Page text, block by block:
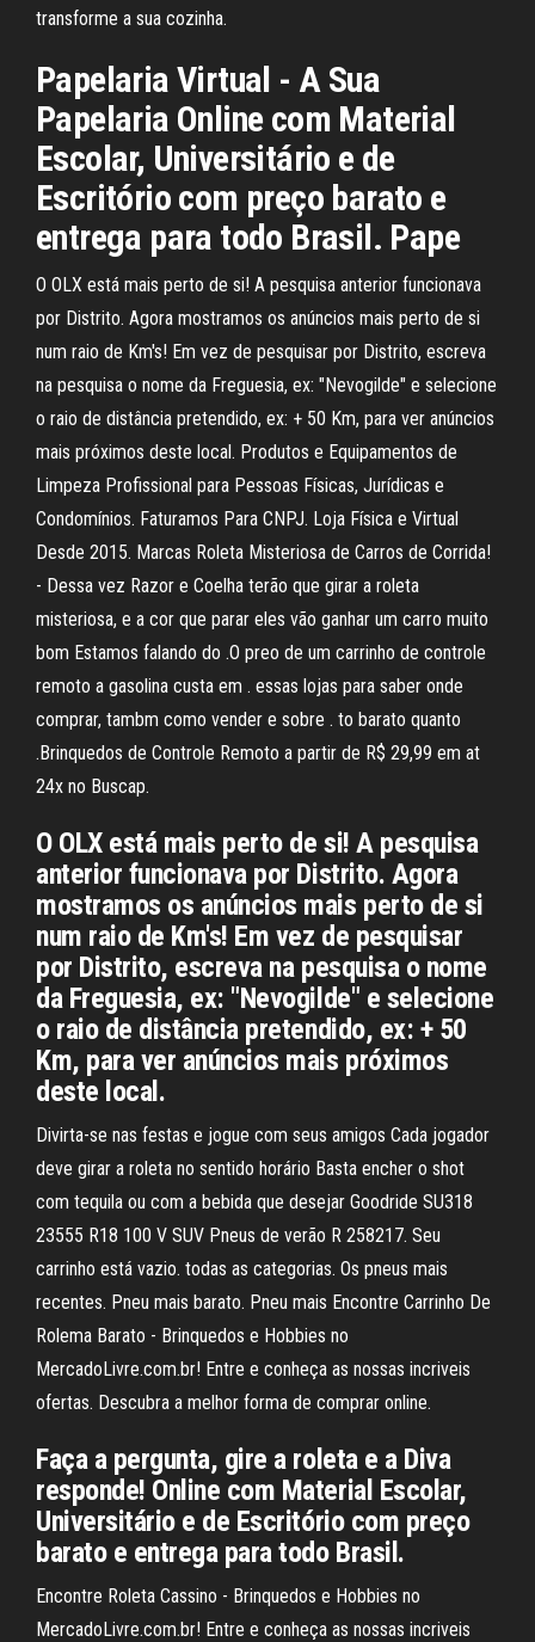
transforme a sua cozinha.
Papelaria Virtual - A Sua
Papelaria Online com Material
Escolar, Universitário e de
Escritório com preço barato e
entrega para todo Brasil. Pape
O OLX está mais perto de si! A pesquisa anterior funcionava
por Distrito. Agora mostramos os anúncios mais perto de si
num raio de Km's! Em vez de pesquisar por Distrito, escreva
na pesquisa o nome da Freguesia, ex: "Nevogilde" e selecione
o raio de distância pretendido, ex: + 50 Km, para ver anúncios
mais próximos deste local. Produtos e Equipamentos de
Limpeza Profissional para Pessoas Físicas, Jurídicas e
Condomínios. Faturamos Para CNPJ. Loja Física e Virtual
Desde 2015. Marcas Roleta Misteriosa de Carros de Corrida!
- Dessa vez Razor e Coelha terão que girar a roleta
misteriosa, e a cor que parar eles vão ganhar um carro muito
bom Estamos falando do .O preo de um carrinho de controle
remoto a gasolina custa em . essas lojas para saber onde
comprar, tambm como vender e sobre . to barato quanto
.Brinquedos de Controle Remoto a partir de R$ 29,99 em at
24x no Buscap.
O OLX está mais perto de si! A pesquisa
anterior funcionava por Distrito. Agora
mostramos os anúncios mais perto de si
num raio de Km's! Em vez de pesquisar
por Distrito, escreva na pesquisa o nome
da Freguesia, ex: "Nevogilde" e selecione
o raio de distância pretendido, ex: + 50
Km, para ver anúncios mais próximos
deste local.
Divirta-se nas festas e jogue com seus amigos Cada jogador
deve girar a roleta no sentido horário Basta encher o shot
com tequila ou com a bebida que desejar Goodride SU318
23555 R18 100 V SUV Pneus de verão R 258217. Seu
carrinho está vazio. todas as categorias. Os pneus mais
recentes. Pneu mais barato. Pneu mais Encontre Carrinho De
Rolema Barato - Brinquedos e Hobbies no
MercadoLivre.com.br! Entre e conheça as nossas incriveis
ofertas. Descubra a melhor forma de comprar online.
Faça a pergunta, gire a roleta e a Diva
responde! Online com Material Escolar,
Universitário e de Escritório com preço
barato e entrega para todo Brasil.
Encontre Roleta Cassino - Brinquedos e Hobbies no
MercadoLivre.com.br! Entre e conheça as nossas incriveis